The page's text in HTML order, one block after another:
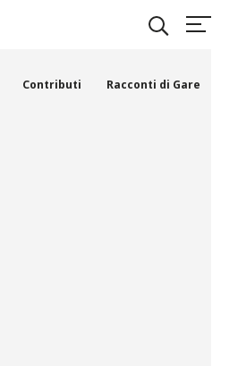
Contributi Racconti di Gare